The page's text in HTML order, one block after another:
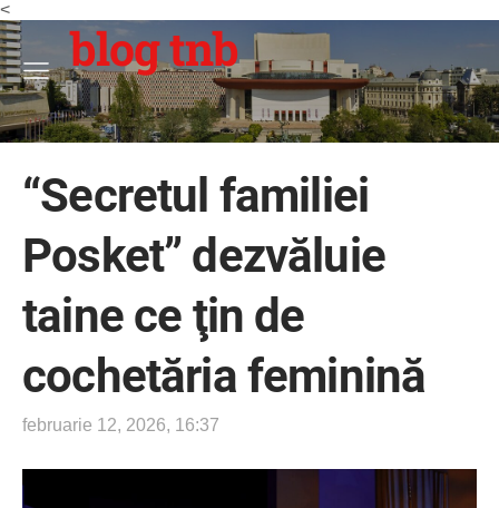
<
blog tnb
“Secretul familiei
Posket” dezvăluie
taine ce ţin de
cochetăria feminină
februarie 12, 2026, 16:37